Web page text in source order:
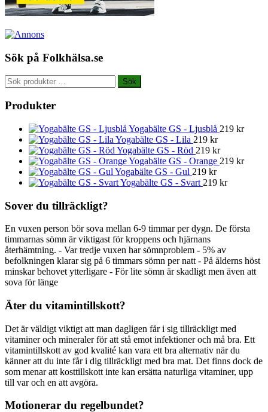
Sök på Folkhälsa.se
Sök
efter:
Sök
Produkter
Yogabälte GS - Ljusblå 219 kr
Yogabälte GS - Lila 219 kr
Yogabälte GS - Röd 219 kr
Yogabälte GS - Orange 219 kr
Yogabälte GS - Gul 219 kr
Yogabälte GS - Svart 219 kr
Sover du tillräckligt?
En vuxen person bör sova mellan 6-9 timmar per dygn. De första
timmarnas sömn är viktigast för kroppens och hjärnans
återhämtning. - Var tredje vuxen har sömnproblem - 5% av
befolkningen klarar sig på 6 timmars sömn per natt - På ålderns höst
minskar behovet ytterligare - För lite sömn är skadligt men även att
sova för länge
Äter du vitamintillskott?
Det är väldigt viktigt att man dagligen får i sig tillräckligt med
vitaminer och mineraler för att stå emot infektioner och må bra. Ett
vitamintillskott av god kvalité kan vara ett bra alternativ när du
känner att du inte får i dig tillräckligt med bra mat. Det finns dock de
som menar att kosttillskott inte kan ersätta naturliga vitaminer, upp
till var och en att avgöra.
Motionerar du regelbundet?